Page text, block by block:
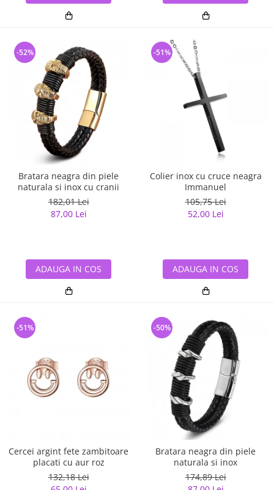
Bratara neagra din piele
naturala si inox cu cranii
182,01 Lei
87,00 Lei
-52%
ADAUGA IN COS
Colier inox cu cruce neagra
Immanuel
105,75 Lei
52,00 Lei
-51%
ADAUGA IN COS
Cercei argint fete zambitoare
placati cu aur roz
132,18 Lei
-51%
Bratara neagra din piele
naturala si inox
174,89 Lei
-50%